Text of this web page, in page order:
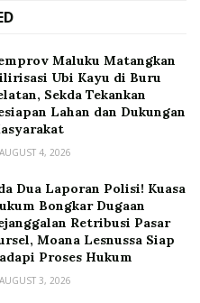
Maluku Matangkan
Ubi Kayu di Buru
Sekda Tekankan
Lahan dan Dukungan
AUGUST 4, 2026
Dua Laporan Polisi! Kuasa
Bongkar Dugaan
Retribusi Pasar
Moana Lesnussa Siap
Proses Hukum
AUGUST 3, 2026